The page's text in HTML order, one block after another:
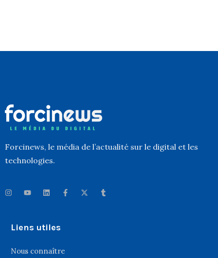
Forcinews, le média de l’actualité sur le digital et les
technologies.
Liens utiles
Nous connaître